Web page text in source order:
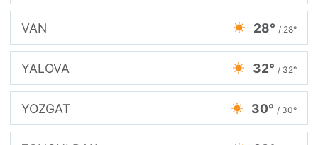
VAN 28° / 28°
YALOVA 32° / 32°
YOZGAT 30° / 30°